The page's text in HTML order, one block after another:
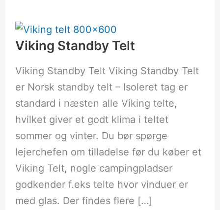
Viking Standby Telt
Viking Standby Telt Viking Standby Telt
er Norsk standby telt – Isoleret tag er
standard i næsten alle Viking telte,
hvilket giver et godt klima i teltet
sommer og vinter. Du bør spørge
lejerchefen om tilladelse før du køber et
Viking Telt, nogle campingpladser
godkender f.eks telte hvor vinduer er
med glas. Der findes flere […]
Telt